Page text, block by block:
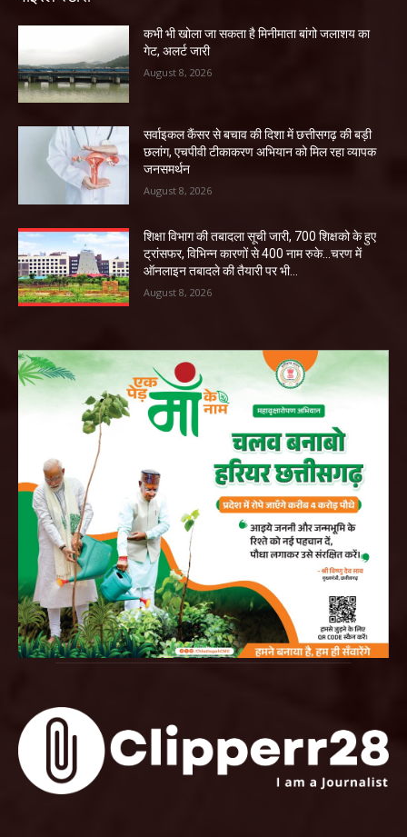
कभी भी खोला जा सकता है मिनीमाता बांगो जलाशय का
गेट, अलर्ट जारी
August 8, 2026
सर्वाइकल कैंसर से बचाव की दिशा में छत्तीसगढ़ की बड़ी
छलांग, एचपीवी टीकाकरण अभियान को मिल रहा व्यापक
जनसमर्थन
August 8, 2026
शिक्षा विभाग की तबादला सूची जारी, 700 शिक्षको के हुए
ट्रांसफर, विभिन्न कारणों से 400 नाम रुके…चरण में
ऑनलाइन तबादले की तैयारी पर भी...
August 8, 2026